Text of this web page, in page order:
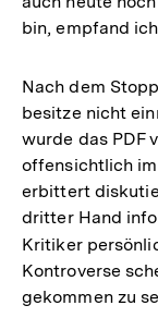
bin, empfand
Nach dem
besitze nicht
wurde das PDF
offensichtlich
erbittert
dritter Hand
Kritiker
Kontroverse
gekommen zu